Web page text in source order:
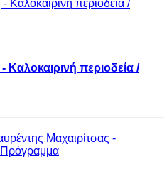
Καλοκαιρινή περιοδεία /